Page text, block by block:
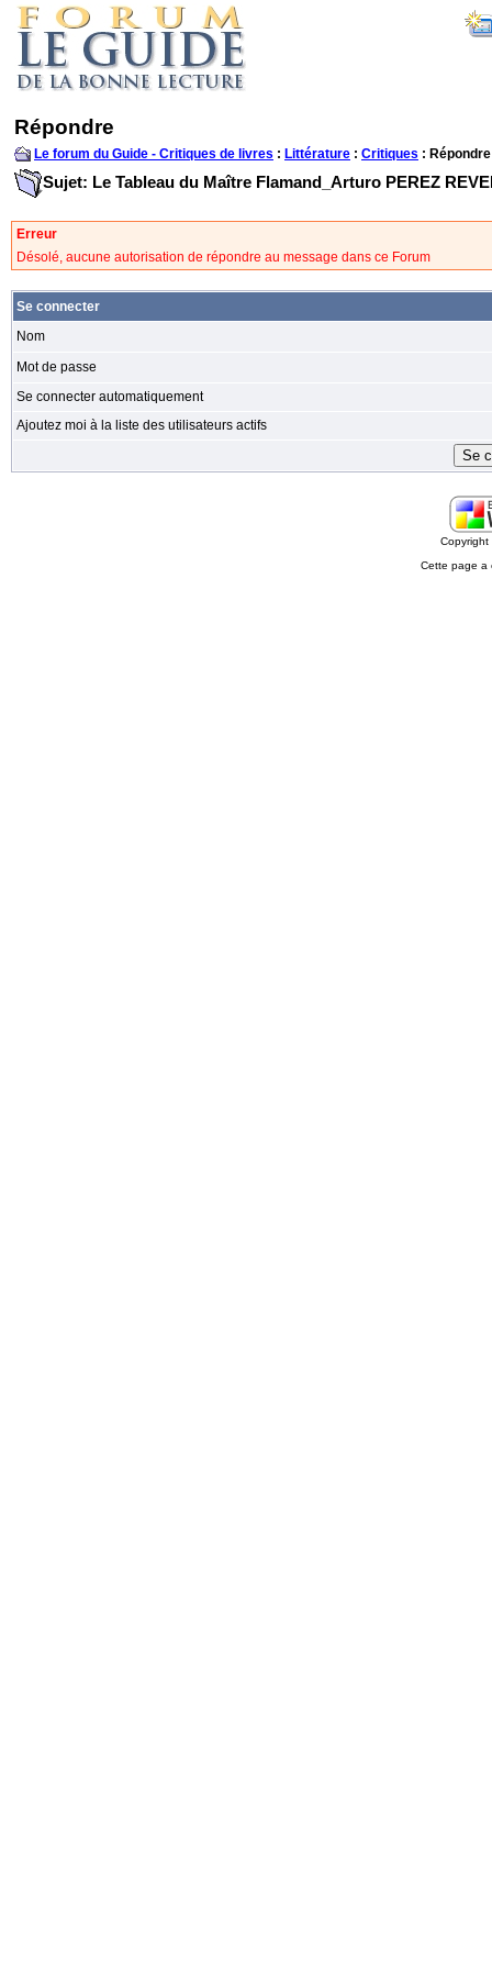
Répondre
Le forum du Guide - Critiques de livres : Littérature : Critiques : Répondre
Sujet: Le Tableau du Maître Flamand_Arturo PEREZ
Erreur
Désolé, aucune autorisation de répondre au message dans ce Forum
Se connecter
Nom
Mot de passe
Se connecter automatiquement
Ajoutez moi à la liste des utilisateurs actifs
Cette page a